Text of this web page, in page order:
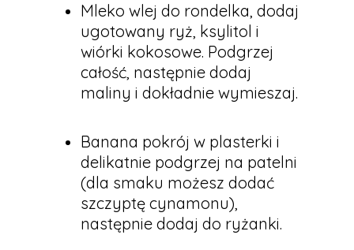
Mleko wlej do rondelka, dodaj
ugotowany ryż, ksylitol i
wiórki kokosowe. Podgrzej
całość, następnie dodaj
maliny i dokładnie wymieszaj.
Banana pokrój w plasterki i
delikatnie podgrzej na patelni
(dla smaku możesz dodać
szczyptę cynamonu),
następnie dodaj do ryżanki.